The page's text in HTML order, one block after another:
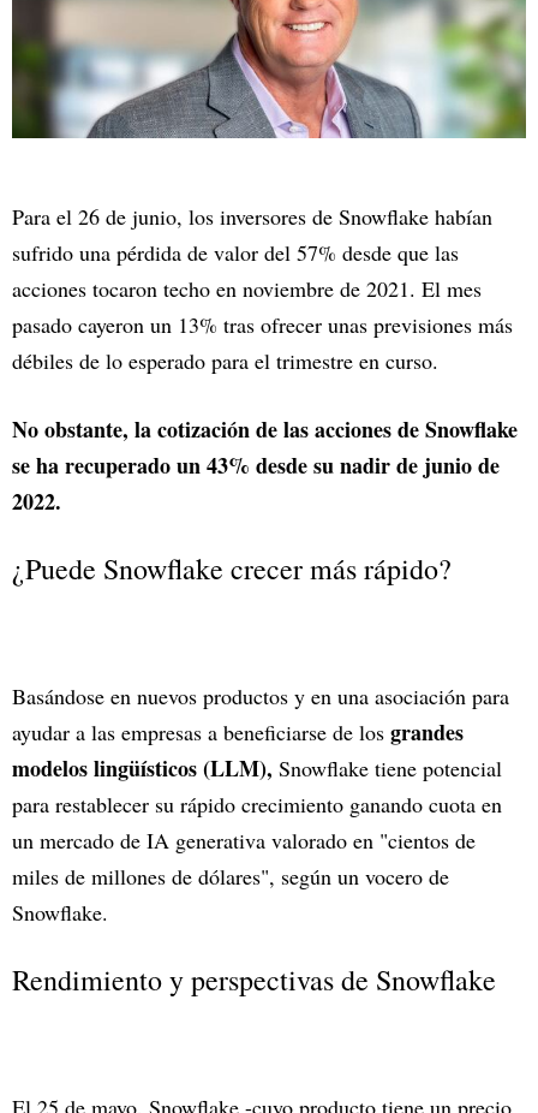
Para el 26 de junio, los inversores de Snowflake habían
sufrido una pérdida de valor del 57% desde que las
acciones tocaron techo en noviembre de 2021. El mes
pasado cayeron un 13% tras ofrecer unas previsiones más
débiles de lo esperado para el trimestre en curso.
No obstante, la cotización de las acciones de Snowflake
se ha recuperado un 43% desde su nadir de junio de
2022.
¿Puede Snowflake crecer más rápido?
Basándose en nuevos productos y en una asociación para
ayudar a las empresas a beneficiarse de los grandes
modelos lingüísticos (LLM), Snowflake tiene potencial
para restablecer su rápido crecimiento ganando cuota en
un mercado de IA generativa valorado en "cientos de
miles de millones de dólares", según un vocero de
Snowflake.
Rendimiento y perspectivas de Snowflake
El 25 de mayo, Snowflake -cuyo producto tiene un precio